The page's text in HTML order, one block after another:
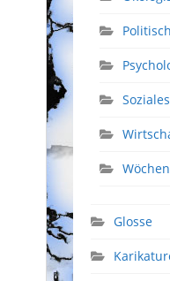
Soziales
Glosse